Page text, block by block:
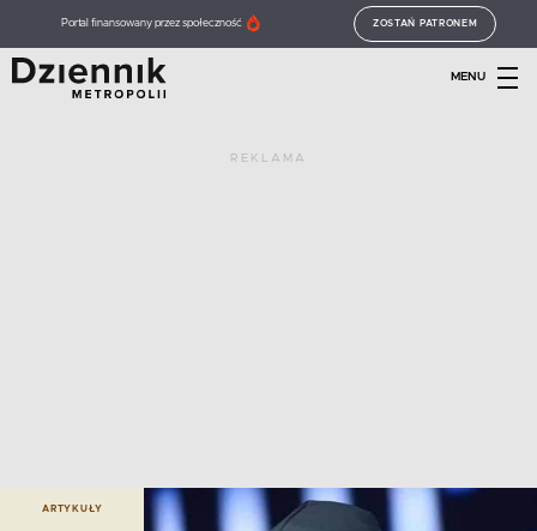
Portal finansowany przez społeczność ZOSTAŃ PATRONEM
MENU
REKLAMA
ARTYKUŁY